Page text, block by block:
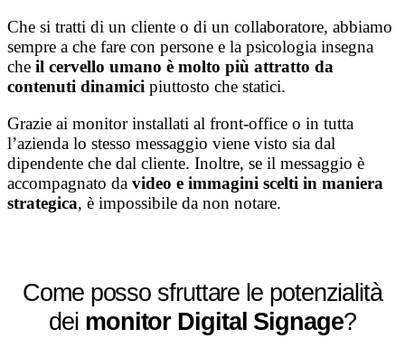
Che si tratti di un cliente o di un collaboratore, abbiamo
sempre a che fare con persone e la psicologia insegna
che il cervello umano è molto più attratto da
contenuti dinamici piuttosto che statici.
Grazie ai monitor installati al front-office o in tutta
l’azienda lo stesso messaggio viene visto sia dal
dipendente che dal cliente. Inoltre, se il messaggio è
accompagnato da video e immagini scelti in maniera
strategica, è impossibile da non notare.
Come posso sfruttare le potenzialità
dei monitor Digital Signage?